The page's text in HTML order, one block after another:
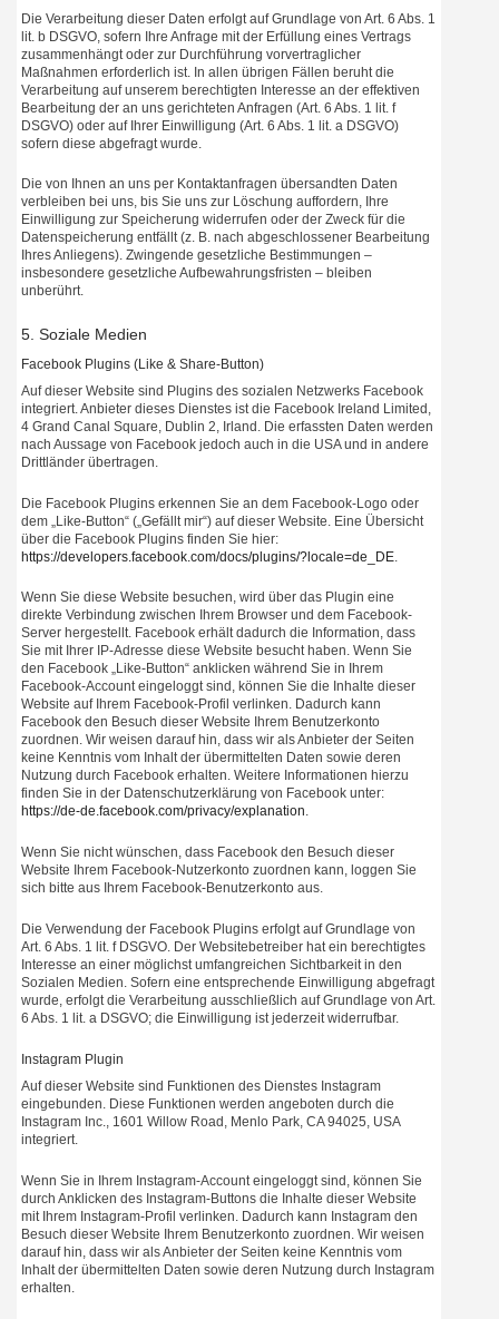
Die Verarbeitung dieser Daten erfolgt auf Grundlage von Art. 6 Abs. 1
lit. b DSGVO, sofern Ihre Anfrage mit der Erfüllung eines Vertrags
zusammenhängt oder zur Durchführung vorvertraglicher
Maßnahmen erforderlich ist. In allen übrigen Fällen beruht die
Verarbeitung auf unserem berechtigten Interesse an der effektiven
Bearbeitung der an uns gerichteten Anfragen (Art. 6 Abs. 1 lit. f
DSGVO) oder auf Ihrer Einwilligung (Art. 6 Abs. 1 lit. a DSGVO)
sofern diese abgefragt wurde.
Die von Ihnen an uns per Kontaktanfragen übersandten Daten
verbleiben bei uns, bis Sie uns zur Löschung auffordern, Ihre
Einwilligung zur Speicherung widerrufen oder der Zweck für die
Datenspeicherung entfällt (z. B. nach abgeschlossener Bearbeitung
Ihres Anliegens). Zwingende gesetzliche Bestimmungen –
insbesondere gesetzliche Aufbewahrungsfristen – bleiben
unberührt.
5. Soziale Medien
Facebook Plugins (Like & Share-Button)
Auf dieser Website sind Plugins des sozialen Netzwerks Facebook
integriert. Anbieter dieses Dienstes ist die Facebook Ireland Limited,
4 Grand Canal Square, Dublin 2, Irland. Die erfassten Daten werden
nach Aussage von Facebook jedoch auch in die USA und in andere
Drittländer übertragen.
Die Facebook Plugins erkennen Sie an dem Facebook-Logo oder
dem „Like-Button“ („Gefällt mir“) auf dieser Website. Eine Übersicht
über die Facebook Plugins finden Sie hier:
https://developers.facebook.com/docs/plugins/?locale=de_DE.
Wenn Sie diese Website besuchen, wird über das Plugin eine
direkte Verbindung zwischen Ihrem Browser und dem Facebook-
Server hergestellt. Facebook erhält dadurch die Information, dass
Sie mit Ihrer IP-Adresse diese Website besucht haben. Wenn Sie
den Facebook „Like-Button“ anklicken während Sie in Ihrem
Facebook-Account eingeloggt sind, können Sie die Inhalte dieser
Website auf Ihrem Facebook-Profil verlinken. Dadurch kann
Facebook den Besuch dieser Website Ihrem Benutzerkonto
zuordnen. Wir weisen darauf hin, dass wir als Anbieter der Seiten
keine Kenntnis vom Inhalt der übermittelten Daten sowie deren
Nutzung durch Facebook erhalten. Weitere Informationen hierzu
finden Sie in der Datenschutzerklärung von Facebook unter:
https://de-de.facebook.com/privacy/explanation.
Wenn Sie nicht wünschen, dass Facebook den Besuch dieser
Website Ihrem Facebook-Nutzerkonto zuordnen kann, loggen Sie
sich bitte aus Ihrem Facebook-Benutzerkonto aus.
Die Verwendung der Facebook Plugins erfolgt auf Grundlage von
Art. 6 Abs. 1 lit. f DSGVO. Der Websitebetreiber hat ein berechtigtes
Interesse an einer möglichst umfangreichen Sichtbarkeit in den
Sozialen Medien. Sofern eine entsprechende Einwilligung abgefragt
wurde, erfolgt die Verarbeitung ausschließlich auf Grundlage von Art.
6 Abs. 1 lit. a DSGVO; die Einwilligung ist jederzeit widerrufbar.
Instagram Plugin
Auf dieser Website sind Funktionen des Dienstes Instagram
eingebunden. Diese Funktionen werden angeboten durch die
Instagram Inc., 1601 Willow Road, Menlo Park, CA 94025, USA
integriert.
Wenn Sie in Ihrem Instagram-Account eingeloggt sind, können Sie
durch Anklicken des Instagram-Buttons die Inhalte dieser Website
mit Ihrem Instagram-Profil verlinken. Dadurch kann Instagram den
Besuch dieser Website Ihrem Benutzerkonto zuordnen. Wir weisen
darauf hin, dass wir als Anbieter der Seiten keine Kenntnis vom
Inhalt der übermittelten Daten sowie deren Nutzung durch Instagram
erhalten.